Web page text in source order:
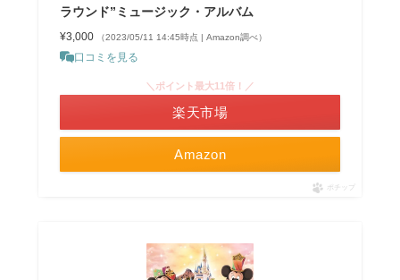
ラウンド”ミュージック・アルバム
¥3,000 （2023/05/11 14:45時点 | Amazon調べ）
口コミを見る
Amazon
＼ポイント最大11倍！／
楽天市場
ポチップ